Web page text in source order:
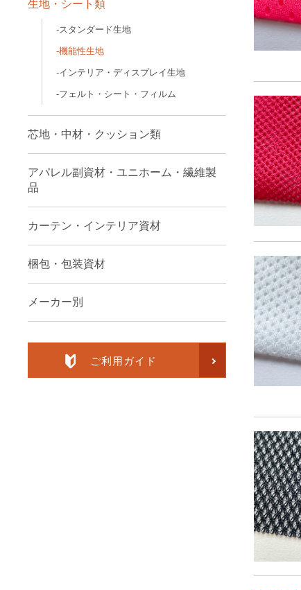
生地・シート類
スタンダード生地
機能性生地
インテリア・ディスプレイ生地
フェルト・シート・フィルム
芯地・中材・クッション類
アパレル副資材・ユニホーム・繊維製
品
カーテン・インテリア資材
梱包・包装資材
メーカー別
ご利用ガイド